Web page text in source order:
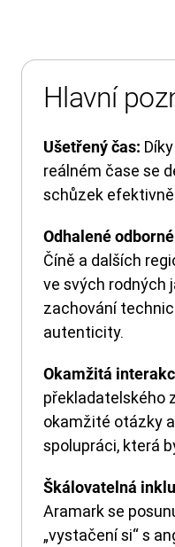
Hlavní
Ušetřený čas:
reálném čase se
schůzek
Odhalené
Číně a dalších
ve svých rodných
zachování
autenticity.
Okamžitá
překladatelského
okamžité otázky
spolupráci, která
Škálovatelná
Aramark se
„vystačení si“ s